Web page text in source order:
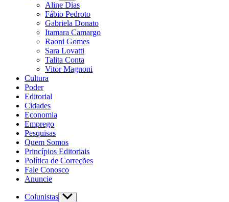
Aline Dias
Fábio Pedroto
Gabriela Donato
Itamara Camargo
Raoni Gomes
Sara Lovatti
Talita Conta
Vitor Magnoni
Cultura
Poder
Editorial
Cidades
Economia
Emprego
Pesquisas
Quem Somos
Princípios Editoriais
Política de Correções
Fale Conosco
Anuncie
Colunistas